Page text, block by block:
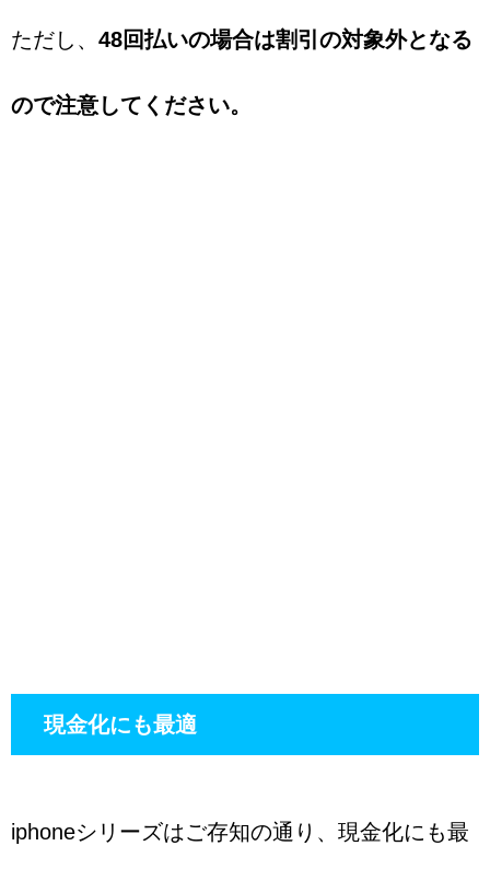
ただし、 48回払いの場合は割引の対象外となる
ので注意してください。
現金化にも最適
iphoneシリーズはご存知の通り、現金化にも最